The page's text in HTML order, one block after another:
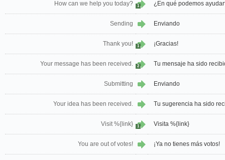
How can we help you today? 1 ¿En qué podemos
Sending Enviando
Thank you! 1 ¡Gracias!
Your message has been received. 2 Tu mensaje ha sido
Submitting Enviando
Your idea has been received. Tu sugerencia ha sido
Visit %{link} 1 Visita %{link}
You are out of votes! ¡Ya no tienes más votos!